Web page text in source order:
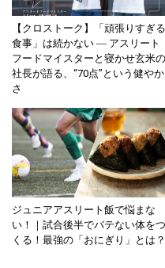
【クロストーク】「頑張りすぎる
食事」は続かない ― アスリート
フードマイスターと寝かせ玄米の
社長が語る、“70点”という健やか
さ
ジュニアアスリート飯で悩まな
い！｜試合後半でバテない体をつ
くる！最強の「おにぎり」とは？